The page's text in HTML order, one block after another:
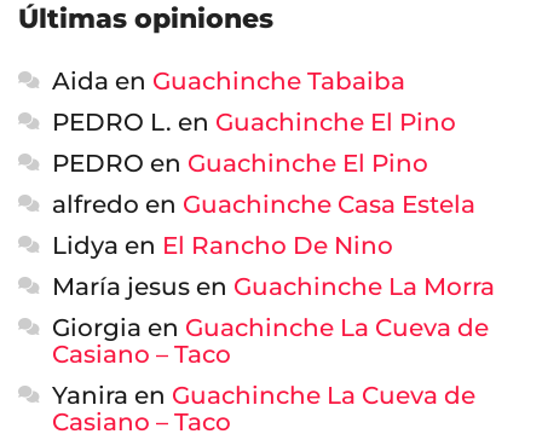
Últimas opiniones
Aida en Guachinche Tabaiba
PEDRO L. en Guachinche El Pino
PEDRO en Guachinche El Pino
alfredo en Guachinche Casa Estela
Lidya en El Rancho De Nino
María jesus en Guachinche La Morra
Giorgia en Guachinche La Cueva de
Casiano – Taco
Yanira en Guachinche La Cueva de
Casiano – Taco